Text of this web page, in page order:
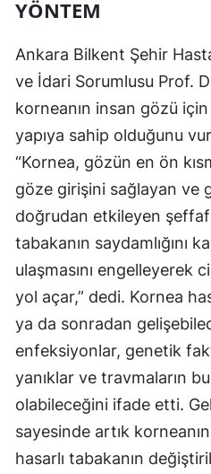
YÖNTEM
Ankara Bilkent Şehir
ve İdari Sorumlusu Prof.
korneanın insan gözü
yapıya sahip olduğunu
“Kornea, gözün en ön
göze girişini sağlayan ve
doğrudan etkileyen şeffaf
tabakanın saydamlığını
ulaşmasını engelleyerek
yol açar,” dedi. Kornea
ya da sonradan
enfeksiyonlar, genetik
yanıklar ve travmaların
olabileceğini ifade etti.
sayesinde artık
hasarlı tabakanın